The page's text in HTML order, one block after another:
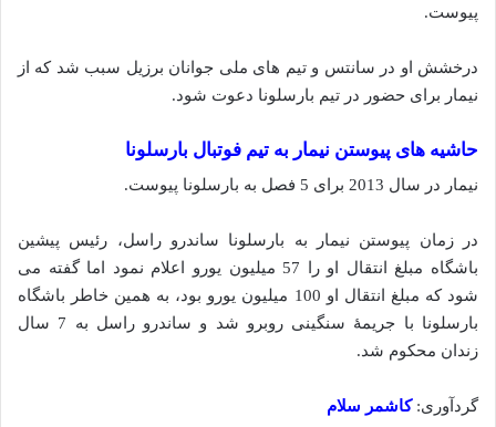
پیوست.
درخشش او در سانتس و تیم های ملی جوانان برزیل سبب شد که از
نیمار برای حضور در تیم بارسلونا دعوت شود.
حاشیه های پیوستن‌ نیمار به تیم فوتبال بارسلونا
نیمار در سال 2013 برای 5 فصل به بارسلونا پیوست.
در زمان پیوستن نیمار به بارسلونا ساندرو راسل، رئیس پیشین
باشگاه مبلغ انتقال او را 57 میلیون یورو اعلام نمود اما گفته‌‌ می
شود که مبلغ انتقال او 100 میلیون یورو بود، به همین خاطر باشگاه
بارسلونا با جریمهٔ سنگینی روبرو شد و ساندرو راسل به 7 سال
زندان محکوم شد.
گردآوری:کاشمر سلام